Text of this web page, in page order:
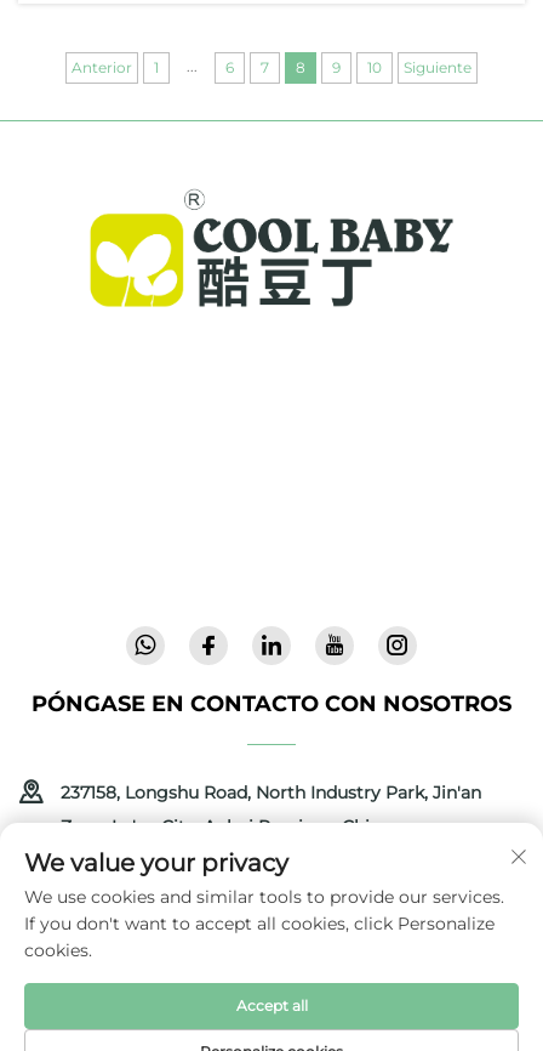
Anterior 1 ... 6 7 8 9 10 Siguiente
PÓNGASE EN CONTACTO CON NOSOTROS
237158, Longshu Road, North Industry Park, Jin'an
Zone, Lu'an City, Anhui Province, China
+86-13516489604
[email protected]
Derechos de autor © 2025 por Anhui Coolbaby Science &
Technology Development Corporation Política de privacidad
We value your privacy
We use cookies and similar tools to provide our services.
If you don't want to accept all cookies, click Personalize
cookies.
Accept all